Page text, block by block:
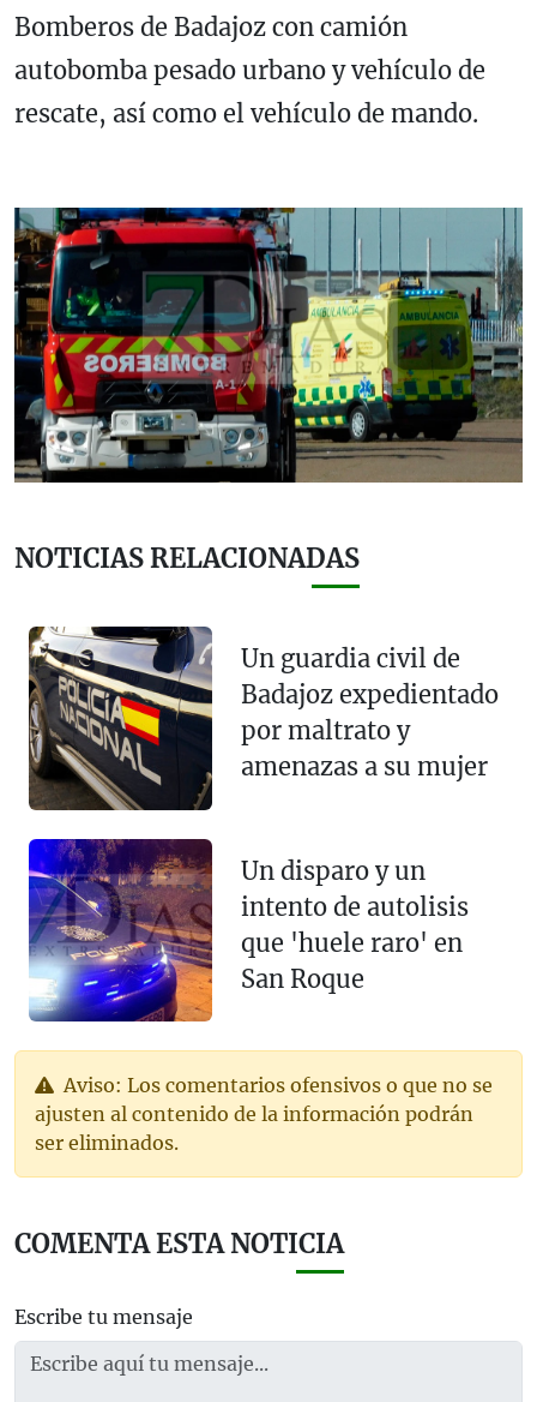
Bomberos de Badajoz con camión
autobomba pesado urbano y vehículo de
rescate, así como el vehículo de mando.
NOTICIAS RELACIONADAS
Un guardia civil de
Badajoz expedientado
por maltrato y
amenazas a su mujer
Un disparo y un
intento de autolisis
que 'huele raro' en
San Roque
Aviso: Los comentarios ofensivos o que no se
ajusten al contenido de la información podrán
ser eliminados.
COMENTA ESTA NOTICIA
Escribe tu mensaje